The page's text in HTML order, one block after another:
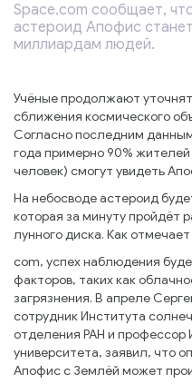
Space.com сообщает,
астероид Апофис
миллиардам людей.
Учёные продолжают
сближения космического
Согласно последним
года примерно 90%
человек) смогут увидеть
На небосводе астероид
которая за минуту пройдёт
лунного диска. Как отмечает
com, успех наблюдения
факторов, таких как
загрязнения. В апреле
сотрудник Института
отделения РАН и профессор
университета, заявил, что
Апофис с Землёй может